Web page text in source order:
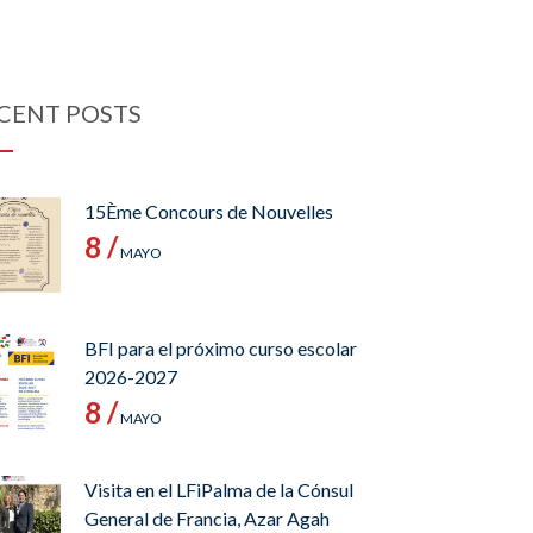
POSTS
15Ème Concours de Nouvelles
8 /MAYO
BFI para el próximo curso escolar
2026-2027
8 /MAYO
Visita en el LFiPalma de la Cónsul
General de Francia, Azar Agah